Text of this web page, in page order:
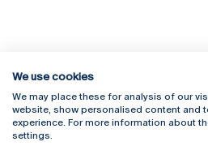
Rua Diogo Botelho 1327
4169-005 Porto
+351 226 196 240
We use cookies
We may place these for analysis of our
website, show personalised content and
experience. For more information about
settings.